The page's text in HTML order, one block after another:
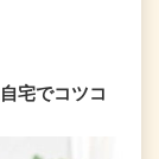
宅でコツコ